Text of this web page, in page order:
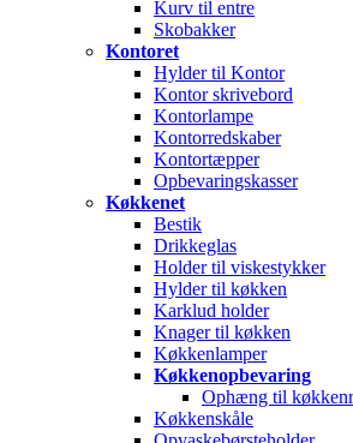
Kurv til entre
Skobakker
Kontoret
Hylder til Kontor
Kontor skrivebord
Kontorlampe
Kontorredskaber
Kontortæpper
Opbevaringskasser
Køkkenet
Bestik
Drikkeglas
Holder til viskestykker
Hylder til køkken
Karklud holder
Knager til køkken
Køkkenlamper
Køkkenopbevaring
Ophæng til
Køkkenskåle